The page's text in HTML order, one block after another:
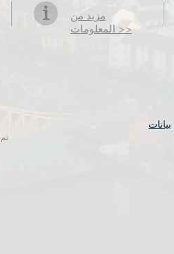
مزيد من
المعلومات >>
بيانات